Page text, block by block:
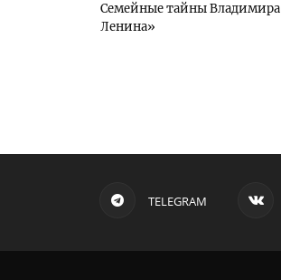
Семейные тайны Владимира
Ленина»
TELEGRAM